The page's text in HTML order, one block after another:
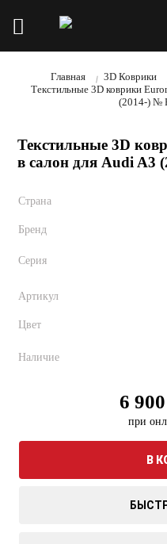
Главная 3D Коврики
Текстильные 3D коврики
(2014-) №
Текстильные 3D
в салон для Audi A3
Страна
Бренд
Серия
Артикул
Цвет
Наличие
6
при
В